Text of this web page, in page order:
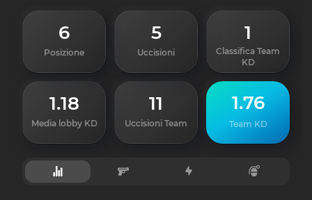
6
Posizione
5
Uccisioni
1
Classifica Team
KD
1.18
Media lobby KD
11
Uccisioni Team
1.76
Team KD